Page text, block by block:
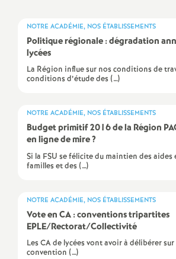
NOTRE ACADÉMIE, NOS ÉTABLISSEMENTS
Politique régionale : dégradation
lycées
La Région influe sur nos conditions de
conditions d’étude des (…)
NOTRE ACADÉMIE, NOS ÉTABLISSEMENTS
Budget primitif 2016 de la Région
en ligne de mire?
Si la FSU se félicite du maintien des
familles et des (…)
NOTRE ACADÉMIE, NOS ÉTABLISSEMENTS
Vote en CA : conventions tripartites
EPLE/Rectorat/Collectivité
Les CA de lycées vont avoir à délibérer
convention (…)